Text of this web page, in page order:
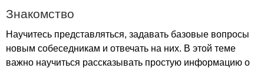
Знакомство
Научитесь представляться, задавать базовые вопросы
новым собеседникам и отвечать на них. В этой теме
важно научиться рассказывать простую информацию о